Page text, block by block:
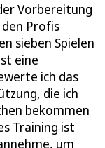
Vorbereitung
Profis
sieben Spielen
eine
ich das
die ich
bekommen
Training ist
um